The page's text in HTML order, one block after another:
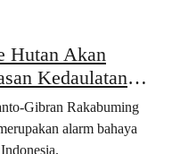
Hutan Akan
Kedaulatan
omon
Gibran Rakabuming
alarm bahaya